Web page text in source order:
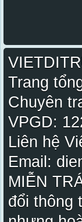
Trang
Chuyên
VPGD:
Liên hệ
Email:
MIỄN
đổi thông